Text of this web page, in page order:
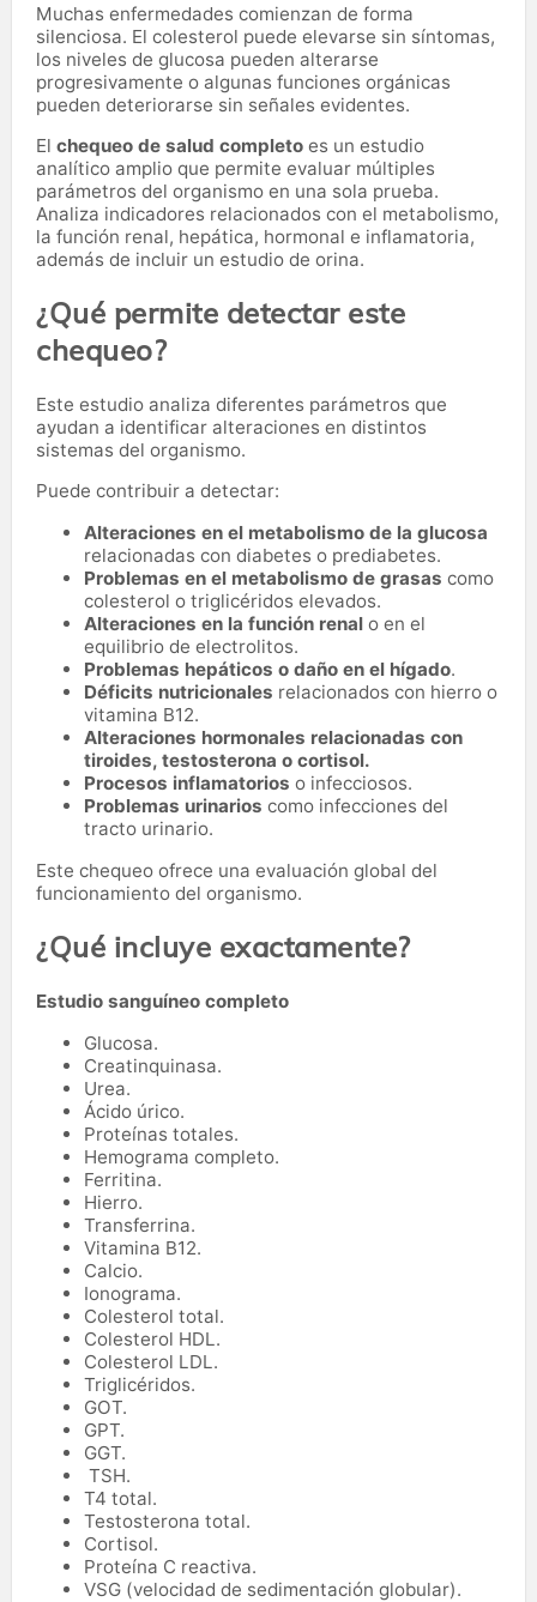
Muchas enfermedades comienzan de forma
silenciosa. El colesterol puede elevarse sin síntomas,
los niveles de glucosa pueden alterarse
progresivamente o algunas funciones orgánicas
pueden deteriorarse sin señales evidentes.
El chequeo de salud completo es un estudio
analítico amplio que permite evaluar múltiples
parámetros del organismo en una sola prueba.
Analiza indicadores relacionados con el metabolismo,
la función renal, hepática, hormonal e inflamatoria,
además de incluir un estudio de orina.
¿Qué permite detectar este
chequeo?
Este estudio analiza diferentes parámetros que
ayudan a identificar alteraciones en distintos
sistemas del organismo.
Puede contribuir a detectar:
Alteraciones en el metabolismo de la glucosa
relacionadas con diabetes o prediabetes.
Problemas en el metabolismo de grasas como
colesterol o triglicéridos elevados.
Alteraciones en la función renal o en el
equilibrio de electrolitos.
Problemas hepáticos o daño en el hígado.
Déficits nutricionales relacionados con hierro o
vitamina B12.
Alteraciones hormonales relacionadas con
tiroides, testosterona o cortisol.
Procesos inflamatorios o infecciosos.
Problemas urinarios como infecciones del
tracto urinario.
Este chequeo ofrece una evaluación global del
funcionamiento del organismo.
¿Qué incluye exactamente?
Estudio sanguíneo completo
Glucosa.
Creatinquinasa.
Urea.
Ácido úrico.
Proteínas totales.
Hemograma completo.
Ferritina.
Hierro.
Transferrina.
Vitamina B12.
Calcio.
Ionograma.
Colesterol total.
Colesterol HDL.
Colesterol LDL.
Triglicéridos.
GOT.
GPT.
GGT.
TSH.
T4 total.
Testosterona total.
Cortisol.
Proteína C reactiva.
VSG (velocidad de sedimentación globular).